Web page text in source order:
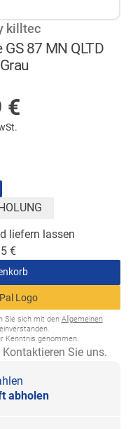
killtec
87 MN QLTD
€
liefern lassen
€
Sie sich mit den Allgemeinen
einverstanden.
Kenntnis genommen.
Sie uns.
abholen